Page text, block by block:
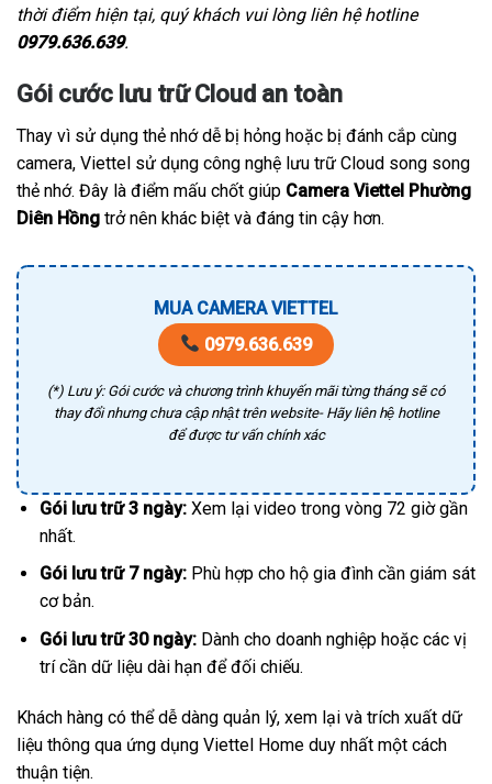
thời điểm hiện tại, quý khách vui lòng liên hệ hotline
0979.636.639.
Gói cước lưu trữ Cloud an toàn
Thay vì sử dụng thẻ nhớ dễ bị hỏng hoặc bị đánh cắp cùng
camera, Viettel sử dụng công nghệ lưu trữ Cloud song song
thẻ nhớ. Đây là điểm mấu chốt giúp Camera Viettel Phường
Diên Hồng trở nên khác biệt và đáng tin cậy hơn.
MUA CAMERA VIETTEL
0979.636.639
(*) Lưu ý: Gói cước và chương trình khuyến mãi từng tháng sẽ có
thay đổi nhưng chưa cập nhật trên website- Hãy liên hệ hotline
để được tư vấn chính xác
Gói lưu trữ 3 ngày:Xem lại video trong vòng 72 giờ gần
nhất.
Gói lưu trữ 7 ngày:Phù hợp cho hộ gia đình cần giám sát
cơ bản.
Gói lưu trữ 30 ngày:Dành cho doanh nghiệp hoặc các vị
trí cần dữ liệu dài hạn để đối chiếu.
Khách hàng có thể dễ dàng quản lý, xem lại và trích xuất dữ
liệu thông qua ứng dụng Viettel Home duy nhất một cách
thuận tiện.